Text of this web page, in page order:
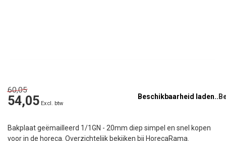
60,05
54,05 Excl. btw
Beschikbaarheid laden..
Bakplaat geëmailleerd 1/1GN - 20mm diep simpel en snel kopen
voor in de horeca. Overzichtelijk bekijken bij HorecaRama.